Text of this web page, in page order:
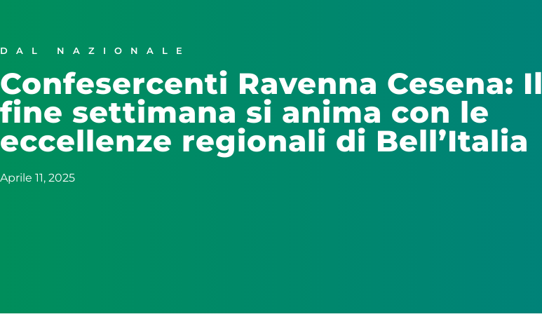
DAL NAZIONALE
Confesercenti Ravenna Cesena: Il
fine settimana si anima con le
eccellenze regionali di Bell’Italia
Aprile 11, 2025